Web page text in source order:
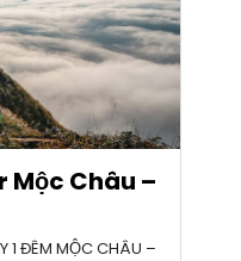
Châu –
1 ĐÊM MỘC CHÂU –